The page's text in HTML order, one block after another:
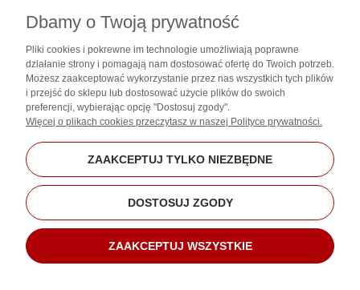
Zakupy
Pomoc
Informacje
Dbamy o Twoją prywatność
Pliki cookies i pokrewne im technologie umożliwiają poprawne
działanie strony i pomagają nam dostosować ofertę do Twoich potrzeb.
Możesz zaakceptować wykorzystanie przez nas wszystkich tych plików
i przejść do sklepu lub dostosować użycie plików do swoich
preferencji, wybierając opcję "Dostosuj zgody".
Więcej o plikach cookies przeczytasz w naszej Polityce prywatności.
ZAAKCEPTUJ TYLKO NIEZBĘDNE
DOSTOSUJ ZGODY
ZAAKCEPTUJ WSZYSTKIE